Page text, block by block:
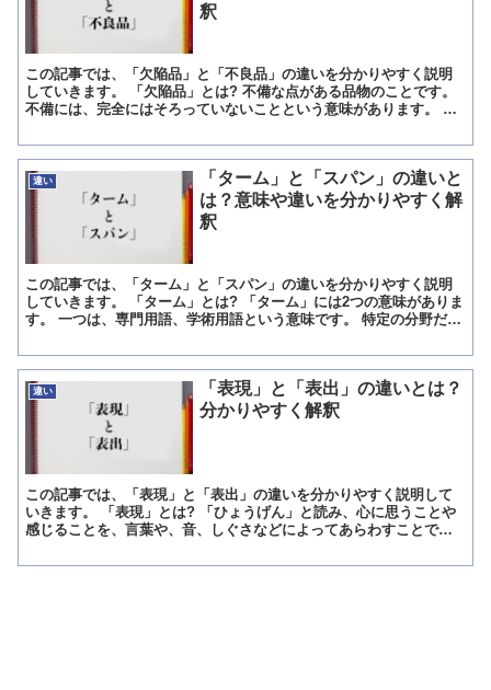
釈
この記事では、「欠陥品」と「不良品」の違いを分かりやすく説明
していきます。 「欠陥品」とは? 不備な点がある品物のことです。
不備には、完全にはそろっていないことという意味があります。 製
違い
「ターム」と「スパン」の違いと
は？意味や違いを分かりやすく解
釈
この記事では、「ターム」と「スパン」の違いを分かりやすく説明
していきます。 「ターム」とは? 「ターム」には2つの意味がありま
す。 一つは、専門用語、学術用語という意味です。 特定の分野だけ
違い
「表現」と「表出」の違いとは？
分かりやすく解釈
この記事では、「表現」と「表出」の違いを分かりやすく説明して
いきます。 「表現」とは? 「ひょうげん」と読み、心に思うことや
感じることを、言葉や、音、しぐさなどによってあらわすことで